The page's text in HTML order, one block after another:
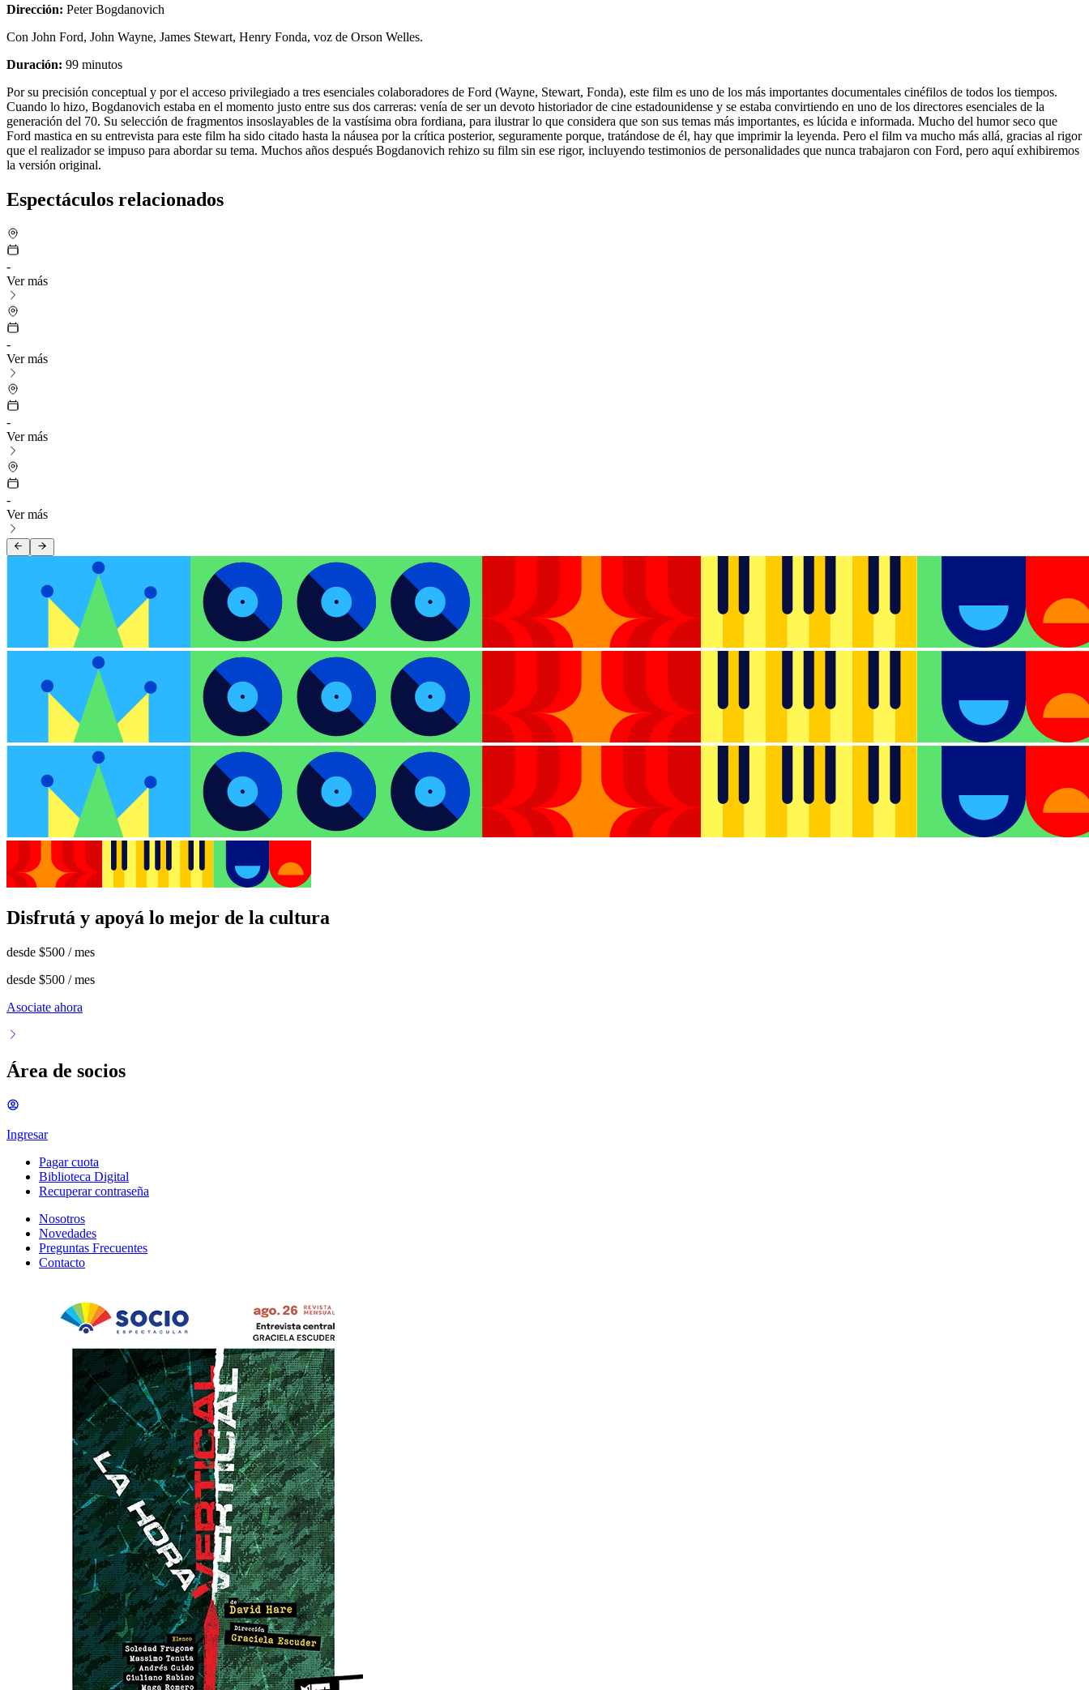
Dirección: Peter Bogdanovich
Con John Ford, John Wayne, James Stewart, Henry Fonda, voz de Orson Welles.
Duración: 99 minutos
Por su precisión conceptual y por el acceso privilegiado a tres esenciales colaboradores de Ford (Wayne, Stewart, Fonda), este film es uno de los más importantes documentales cinéfilos de todos los tiempos.
Cuando lo hizo, Bogdanovich estaba en el momento justo entre sus dos carreras: venía de ser un devoto historiador de cine estadounidense y se estaba convirtiendo en uno de los directores esenciales de la
generación del 70. Su selección de fragmentos insoslayables de la vastísima obra fordiana, para ilustrar lo que considera que son sus temas más importantes, es lúcida e informada. Mucho del humor seco que
Ford mastica en su entrevista para este film ha sido citado hasta la náusea por la crítica posterior, seguramente porque, tratándose de él, hay que imprimir la leyenda. Pero el film va mucho más allá, gracias al rigor
que el realizador se impuso para abordar su tema. Muchos años después Bogdanovich rehizo su film sin ese rigor, incluyendo testimonios de personalidades que nunca trabajaron con Ford, pero aquí exhibiremos
la versión original.
Espectáculos relacionados
-
Ver más
-
Ver más
-
Ver más
-
Ver más
Disfrutá y apoyá lo mejor de la cultura
desde $500 / mes
desde $500 / mes
Asociate ahora
Área de socios
Ingresar
Pagar cuota
Biblioteca Digital
Recuperar contraseña
Nosotros
Novedades
Preguntas Frecuentes
Contacto